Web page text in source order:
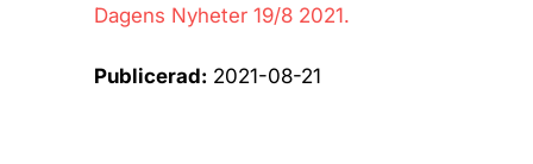
Dagens Nyheter 19/8 2021.
Publicerad: 2021-08-21